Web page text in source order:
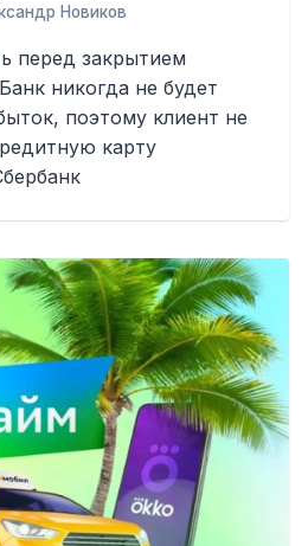
Новиков
перед закрытием
никогда не будет
поэтому клиент не
карту